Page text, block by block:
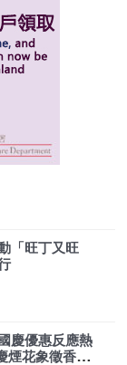
「旺丁又旺
慶優惠反應熱
煙花象徵香港